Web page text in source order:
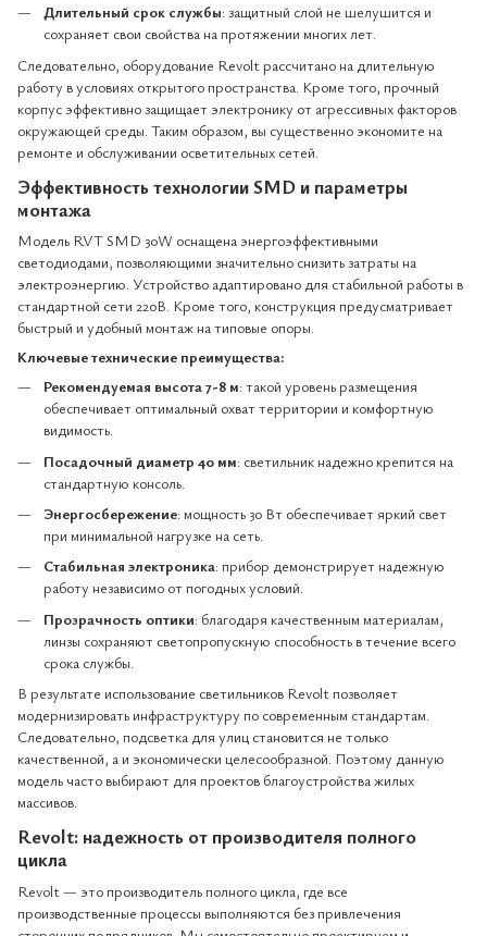
Длительный срок службы: защитный слой не шелушится и
сохраняет свои свойства на протяжении многих лет.
Следовательно, оборудование Revolt рассчитано на длительную
работу в условиях открытого пространства. Кроме того, прочный
корпус эффективно защищает электронику от агрессивных факторов
окружающей среды. Таким образом, вы существенно экономите на
ремонте и обслуживании осветительных сетей.
Эффективность технологии SMD и параметры
монтажа
Модель RVT SMD 30W оснащена энергоэффективными
светодиодами, позволяющими значительно снизить затраты на
электроэнергию. Устройство адаптировано для стабильной работы в
стандартной сети 220В. Кроме того, конструкция предусматривает
быстрый и удобный монтаж на типовые опоры.
Ключевые технические преимущества:
Рекомендуемая высота 7-8 м: такой уровень размещения
обеспечивает оптимальный охват территории и комфортную
видимость.
Посадочный диаметр 40 мм: светильник надежно крепится на
стандартную консоль.
Энергосбережение: мощность 30 Вт обеспечивает яркий свет
при минимальной нагрузке на сеть.
Стабильная электроника: прибор демонстрирует надежную
работу независимо от погодных условий.
Прозрачность оптики: благодаря качественным материалам,
линзы сохраняют светопропускную способность в течение всего
срока службы.
В результате использование светильников Revolt позволяет
модернизировать инфраструктуру по современным стандартам.
Следовательно, подсветка для улиц становится не только
качественной, а и экономически целесообразной. Поэтому данную
модель часто выбирают для проектов благоустройства жилых
массивов.
Revolt: надежность от производителя полного
цикла
Revolt — это производитель полного цикла, где все
производственные процессы выполняются без привлечения